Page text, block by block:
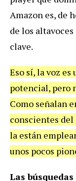
Amazon es, de
de los
clave.
Eso sí, la voz
potencial, pero
Como señalan
conscientes
la están
unos pocos
Las